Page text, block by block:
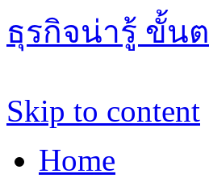
ธุรกิจน่ารู้ ขั้น
Skip to content
Home